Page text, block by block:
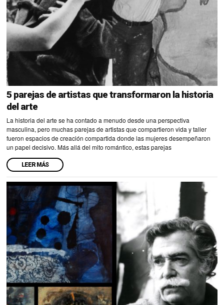
5 parejas de artistas que transformaron la historia
del arte
La historia del arte se ha contado a menudo desde una perspectiva
masculina, pero muchas parejas de artistas que compartieron vida y taller
fueron espacios de creación compartida donde las mujeres desempeñaron
un papel decisivo. Más allá del mito romántico, estas parejas
LEER MÁS